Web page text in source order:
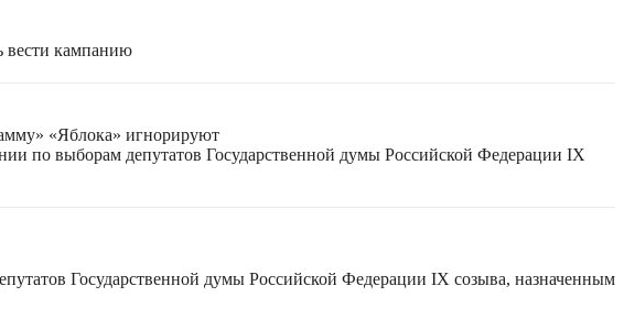
вести кампанию
«Яблока» игнорируют
по выборам депутатов Государственной думы Российской Федерации IX
Государственной думы Российской Федерации IX созыва, назначенным